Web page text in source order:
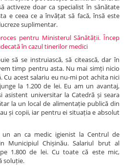
activeze doar ca specialist în sănătate
e ceea ce a învățat să facă, însă este
suplimentar.
pentru Ministerul Sănătății. Încep
în cazul tinerilor medici
să se instruiască, să citească, dar în
timp pentru asta. Nu mai simți nicio
Cu acest salariu eu nu-mi pot achita nici
la 1.200 de lei. Eu am un avantaj,
asistent universitar la Catedră și seara
la un local de alimentație publică din
și copii, iar pentru ei situația e absolut
un an ca medic igienist la Centrul de
Municipiul Chișinău. Salariul brut al
1.800 de lei. Cu toate că este mic,
soluție.